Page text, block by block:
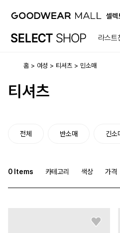
셀렉
라스트
홈 여성 티셔츠 민소매
티셔츠
전체 반소매 긴소
0 Items 카테고리 색상 가격